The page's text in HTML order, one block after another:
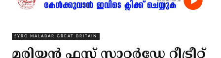
SYRO MALABAR GREAT BRITAIN